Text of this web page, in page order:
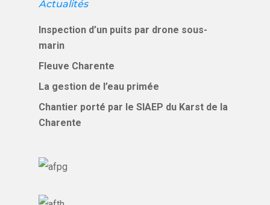
Actualités
Inspection d’un puits par drone sous-
marin
Fleuve Charente
La gestion de l’eau primée
Chantier porté par le SIAEP du Karst de la
Charente